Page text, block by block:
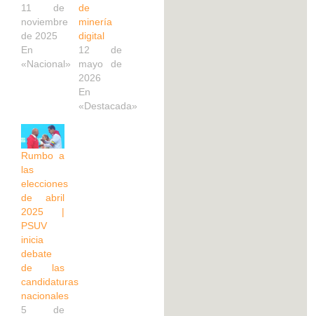
11 de
noviembre
de 2025
En
«Nacional»
de
minería
digital
12 de
mayo de
2026
En
«Destacada»
Rumbo a
las
elecciones
de abril
2025 |
PSUV
inicia
debate
de las
candidaturas
nacionales
5 de